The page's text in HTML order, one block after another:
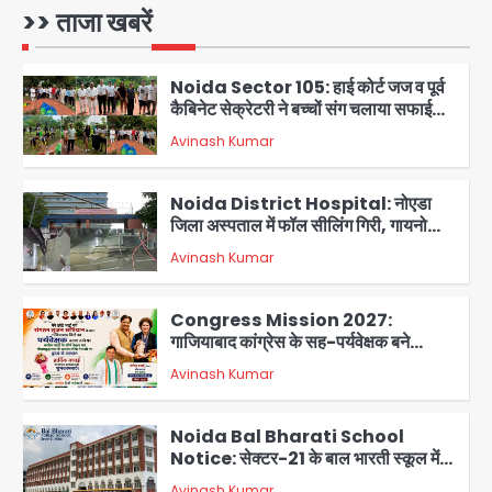
>> ताजा खबरें
2
Noida Sector 105: हाई कोर्ट जज व पूर्व
कैबिनेट सेक्रेटरी ने बच्चों संग चलाया सफाई
अभियान, 160 किलो कूड़ा हटाया
Avinash Kumar
3
Noida District Hospital: नोएडा
जिला अस्पताल में फॉल सीलिंग गिरी, गायनो
OT गैलरी में बड़ा हादसा टला; मरीजों की सुरक्षा
पर उठे सवाल
Avinash Kumar
4
Congress Mission 2027:
गाजियाबाद कांग्रेस के सह-पर्यवेक्षक बने
सतेन्द्र शर्मा, गौतमबुद्धनगर नेताओं ने जताया
आभार
Avinash Kumar
Noida Bal Bharati School
Notice: सेक्टर-21 के बाल भारती स्कूल में
बिना खिड़की-वेंटिलेशन बेसमेंट में चल रही थी